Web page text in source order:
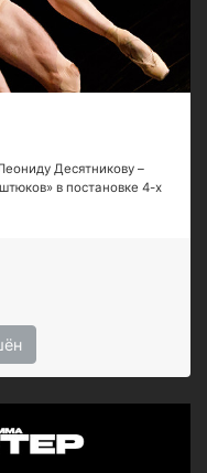
Десятникову –
в постановке 4-х